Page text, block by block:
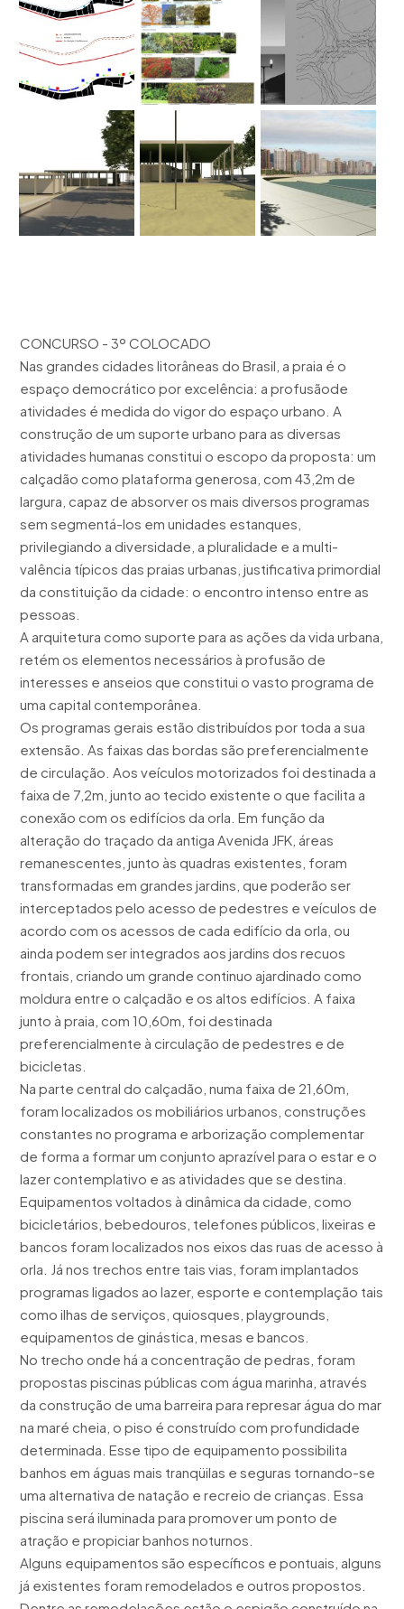
CONCURSO - 3º COLOCADO
Nas grandes cidades litorâneas do Brasil, a praia é o
espaço democrático por excelência: a profusãode
atividades é medida do vigor do espaço urbano. A
construção de um suporte urbano para as diversas
atividades humanas constitui o escopo da proposta: um
calçadão como plataforma generosa, com 43,2m de
largura, capaz de absorver os mais diversos programas
sem segmentá-los em unidades estanques,
privilegiando a diversidade, a pluralidade e a multi-
valência típicos das praias urbanas, justificativa primordial
da constituição da cidade: o encontro intenso entre as
pessoas.
A arquitetura como suporte para as ações da vida urbana,
retém os elementos necessários à profusão de
interesses e anseios que constitui o vasto programa de
uma capital contemporânea.
Os programas gerais estão distribuídos por toda a sua
extensão. As faixas das bordas são preferencialmente
de circulação. Aos veículos motorizados foi destinada a
faixa de 7,2m, junto ao tecido existente o que facilita a
conexão com os edifícios da orla. Em função da
alteração do traçado da antiga Avenida JFK, áreas
remanescentes, junto às quadras existentes, foram
transformadas em grandes jardins, que poderão ser
interceptados pelo acesso de pedestres e veículos de
acordo com os acessos de cada edifício da orla, ou
ainda podem ser integrados aos jardins dos recuos
frontais, criando um grande continuo ajardinado como
moldura entre o calçadão e os altos edifícios. A faixa
junto à praia, com 10,60m, foi destinada
preferencialmente à circulação de pedestres e de
bicicletas.
Na parte central do calçadão, numa faixa de 21,60m,
foram localizados os mobiliários urbanos, construções
constantes no programa e arborização complementar
de forma a formar um conjunto aprazível para o estar e o
lazer contemplativo e as atividades que se destina.
Equipamentos voltados à dinâmica da cidade, como
bicicletários, bebedouros, telefones públicos, lixeiras e
bancos foram localizados nos eixos das ruas de acesso à
orla. Já nos trechos entre tais vias, foram implantados
programas ligados ao lazer, esporte e contemplação tais
como ilhas de serviços, quiosques, playgrounds,
equipamentos de ginástica, mesas e bancos.
No trecho onde há a concentração de pedras, foram
propostas piscinas públicas com água marinha, através
da construção de uma barreira para represar água do mar
na maré cheia, o piso é construído com profundidade
determinada. Esse tipo de equipamento possibilita
banhos em águas mais tranqüilas e seguras tornando-se
uma alternativa de natação e recreio de crianças. Essa
piscina será iluminada para promover um ponto de
atração e propiciar banhos noturnos.
Alguns equipamentos são específicos e pontuais, alguns
já existentes foram remodelados e outros propostos.